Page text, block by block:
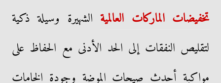
تخفيضات الماركات العالميةالشهيرة وسيلة ذكية
لتقليص النفقات إلى الحد الأدنى مع الحفاظ على
مواكبة أحدث صيحات الموضة وجودة الخامات